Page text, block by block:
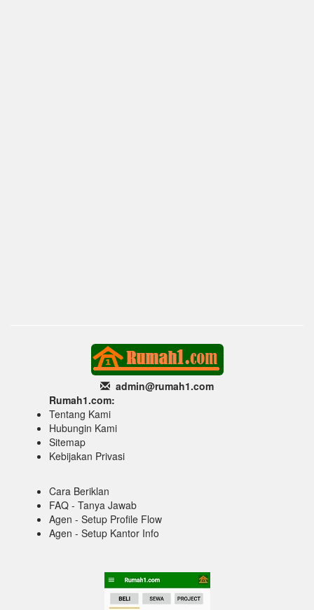
admin@rumah1.com
Rumah1.com:
Tentang Kami
Hubungin Kami
Sitemap
Kebijakan Privasi
Cara Beriklan
FAQ - Tanya Jawab
Agen - Setup Profile Flow
Agen - Setup Kantor Info